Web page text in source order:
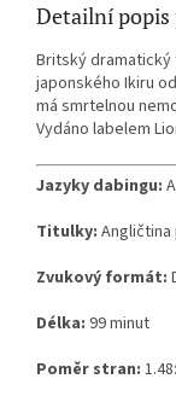
Detailní
Britský dramatický
japonského Ikiru
má smrtelnou
Vydáno labelem
Jazyky dabingu:
Titulky:
Zvukový formát:
Délka: 99 minut
Poměr stran: